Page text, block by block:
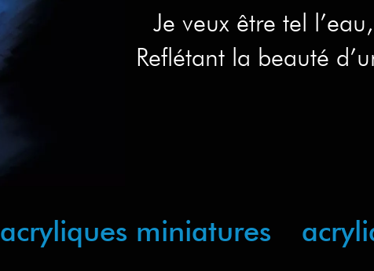
Je veux être tel
Reflétant la beauté
acryliques miniatures